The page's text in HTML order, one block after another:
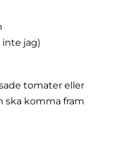
inte jag)
tomater eller
ska komma fram